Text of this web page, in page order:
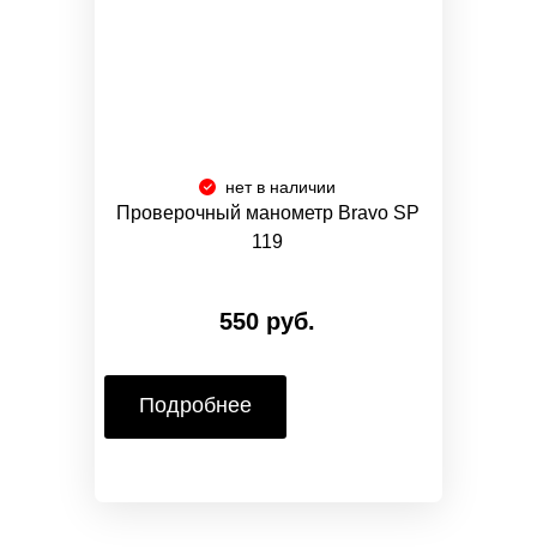
нет в наличии
Проверочный манометр Bravo SP
119
550 руб.
Подробнее